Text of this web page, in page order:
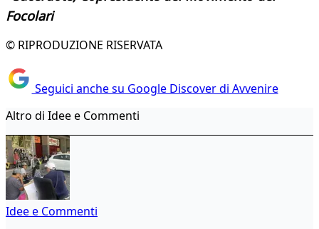
Focolari
© RIPRODUZIONE RISERVATA
Seguici anche su Google Discover di Avvenire
Altro di Idee e Commenti
Idee e Commenti